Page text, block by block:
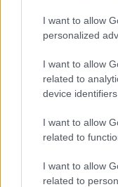
I want to allow
personalized
I want to allow
related to
device identifiers
I want to allow
related to
I want to allow
related to
Címkék:iron maiden